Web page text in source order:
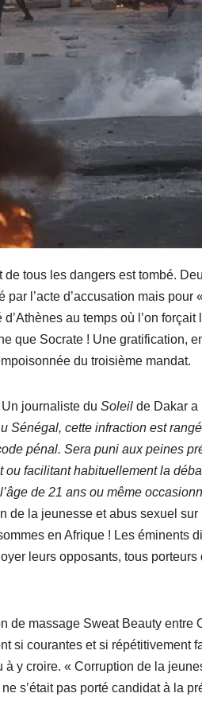
tous les dangers est tombé.
l’acte d’accusation mais pour
au temps où l’on forçait
que Socrate ! Une gratification,
du troisième mandat.
journaliste du Soleil de Dakar a
Sénégal, cette infraction est
pénal. Sera puni aux peines
facilitant habituellement la
de 21 ans ou même
de la jeunesse et abus sexuel
en Afrique ! Les éminents
leurs opposants, tous porteurs
de massage Sweat Beauty entre
si courantes et si répétitivement
à y croire. « Corruption de la
s’était pas porté candidat à la